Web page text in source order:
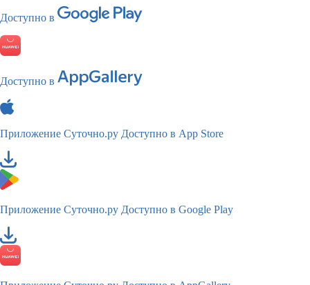
Доступно в
Доступно в
Приложение Суточно.ру Доступно в App Store
Приложение Суточно.ру Доступно в Google Play